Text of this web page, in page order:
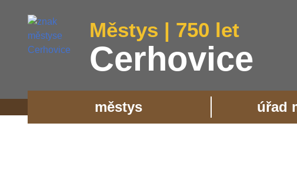
Městys | 750 let
Cerhovice
městys úřad